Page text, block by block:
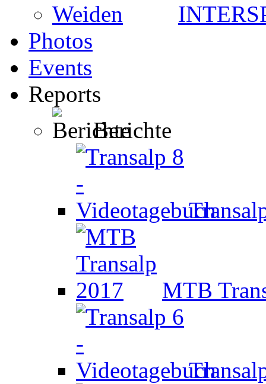
Photos
Events
Reports
Berichte
MTB